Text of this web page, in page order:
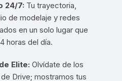
24/7: Tu trayectoria,
de modelaje y redes
en un solo lugar que
horas del día.
Elite: Olvídate de los
Drive; mostramos tus